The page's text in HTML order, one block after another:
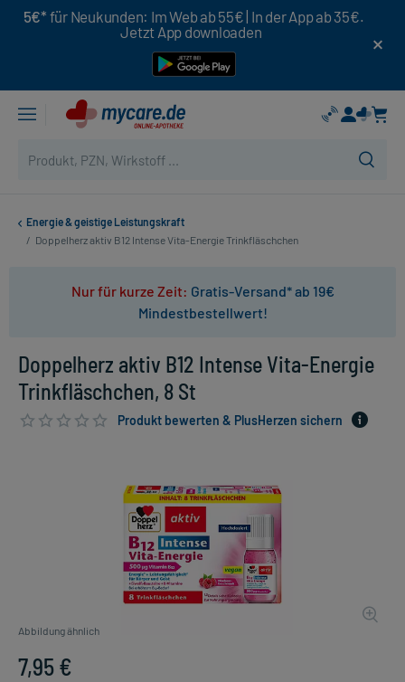
5€* für Neukunden: Im Web ab 55€ | In der App ab 35€.
Jetzt App downloaden
Energie & geistige Leistungskraft
/ Doppelherz aktiv B12 Intense Vita-Energie Trinkfläschchen
Nur für kurze Zeit: Gratis-Versand* ab 19€
Mindestbestellwert!
Doppelherz aktiv B12 Intense Vita-Energie
Trinkfläschchen, 8 St
Produkt bewerten & PlusHerzen sichern
Abbildung ähnlich
7,95 €